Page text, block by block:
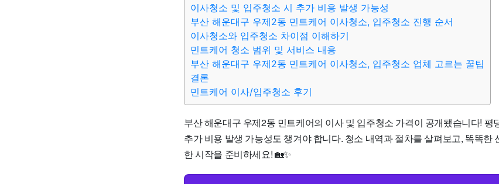
이사청소 및 입주청소 시 추가 비용 발생 가능성
부산 해운대구 우제2동 민트케어 이사청소, 입주청소 진행 순서
이사청소와 입주청소 차이점 이해하기
민트케어 청소 범위 및 서비스 내용
부산 해운대구 우제2동 민트케어 이사청소, 입주청소 업체 고르는 꿀팁
결론
민트케어 이사/입주청소 후기
부산 해운대구 우제2동 민트케어의 이사 및 입주청소 가격이 공개됐습니다! 평
추가 비용 발생 가능성도 챙겨야 합니다. 청소 내역과 절차를 살펴보고, 똑똑한
한 시작을 준비하세요! 🏡✨